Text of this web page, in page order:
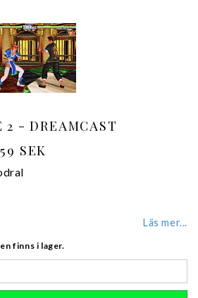
2 - DREAMCAST
SEK
Läs mer...
finns i lager.